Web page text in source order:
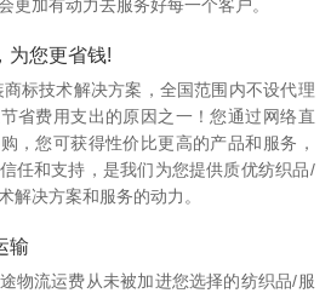
更加有动力去服务好每一个客户。
为您更省钱!
标技术解决方案，全国范围内不设代理
省费用支出的原因之一！您通过网络直
，您可获得性价比更高的产品和服务，
任和支持，是我们为您提供质优纺织品/
解决方案和服务的动力。
输
物流运费从未被加进您选择的纺织品/服